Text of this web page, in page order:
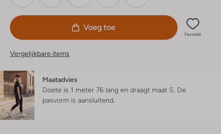
Voeg toe
Favoriet
Vergelijkbare items
Maatadvies
Doete is 1 meter 76 lang en draagt maat S. De
pasvorm is aansluitend